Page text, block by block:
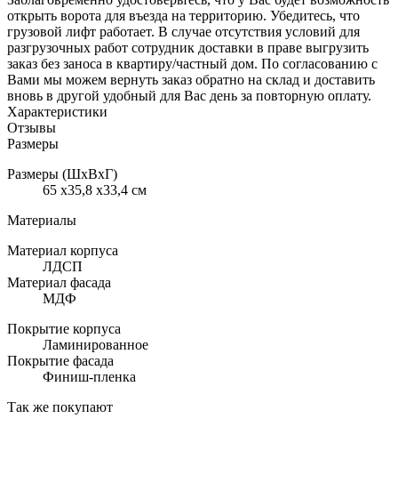
открыть ворота для въезда на территорию. Убедитесь, что
грузовой лифт работает. В случае отсутствия условий для
разгрузочных работ сотрудник доставки в праве выгрузить
заказ без заноса в квартиру/частный дом. По согласованию с
Вами мы можем вернуть заказ обратно на склад и доставить
вновь в другой удобный для Вас день за повторную оплату.
Характеристики
Отзывы
Размеры
Размеры (ШхВхГ)
65 x35,8 x33,4 см
Материалы
Материал корпуса
ЛДСП
Материал фасада
МДФ
Покрытие корпуса
Ламинированное
Покрытие фасада
Финиш-пленка
Так же покупают